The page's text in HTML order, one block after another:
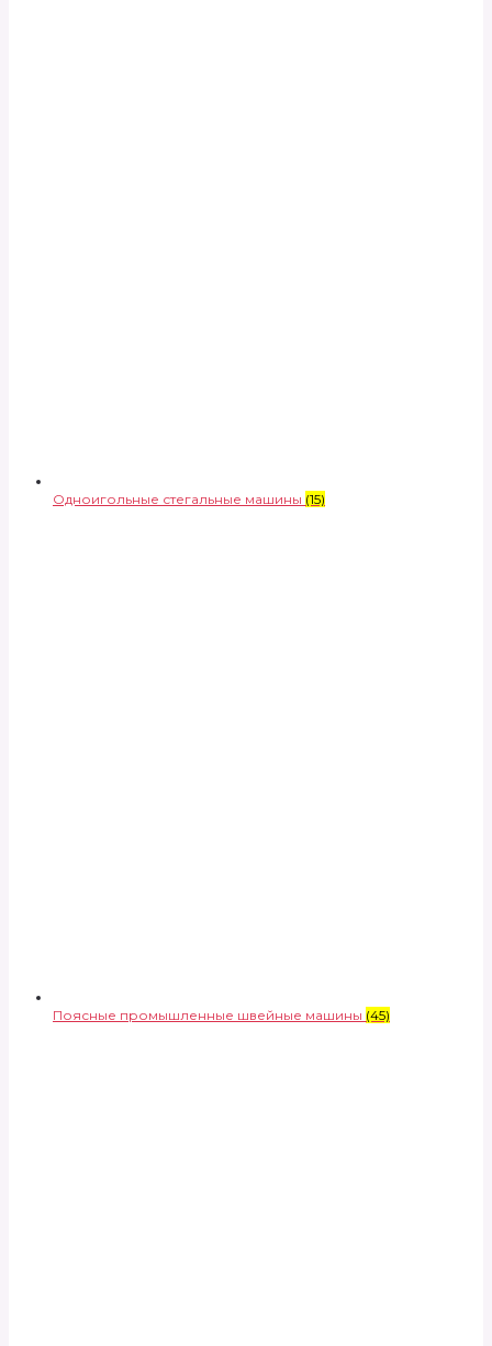
Одноигольные стегальные машины (15)
Поясные промышленные швейные машины (45)